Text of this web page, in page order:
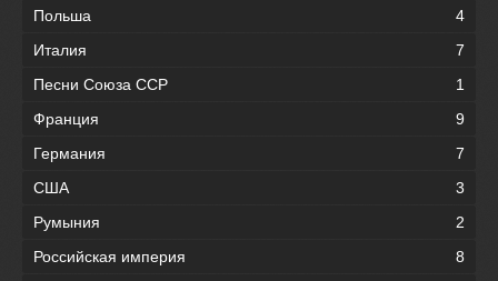
Польша
4
Италия
7
Песни Союза ССР
1
Франция
9
Германия
7
США
3
Румыния
2
Российская империя
8